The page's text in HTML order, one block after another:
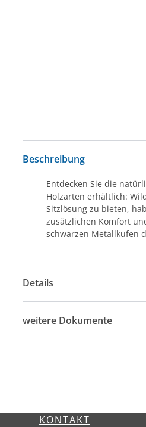
Beschreibung
Entdecken Sie die
Holzarten erhältlich:
Sitzlösung zu bieten,
zusätzlichen Komfort
schwarzen Metallkufen
Details
weitere Dokumente
KONTAKT